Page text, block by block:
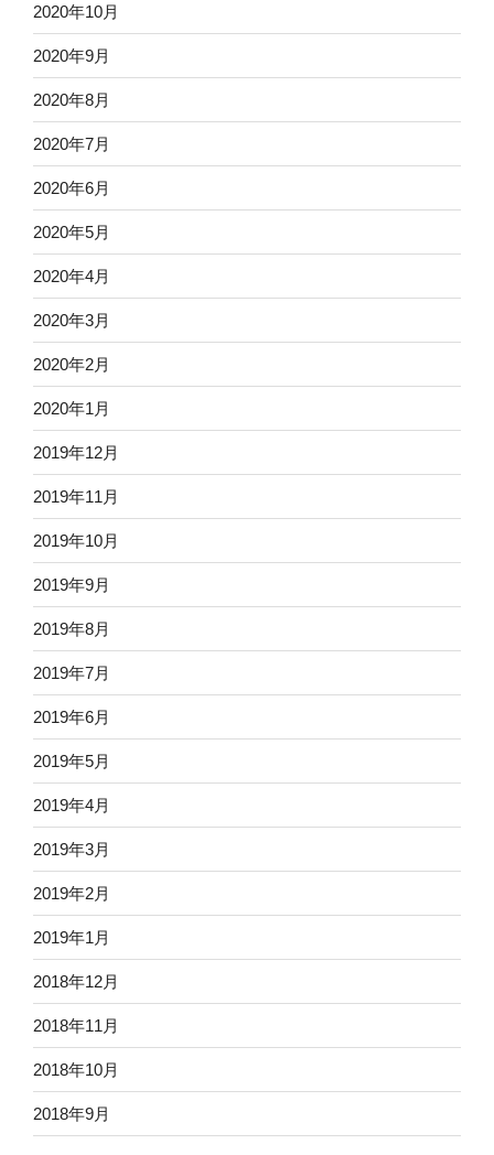
2020年10月
2020年9月
2020年8月
2020年7月
2020年6月
2020年5月
2020年4月
2020年3月
2020年2月
2020年1月
2019年12月
2019年11月
2019年10月
2019年9月
2019年8月
2019年7月
2019年6月
2019年5月
2019年4月
2019年3月
2019年2月
2019年1月
2018年12月
2018年11月
2018年10月
2018年9月